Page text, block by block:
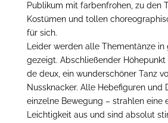
Publikum mit farbenfrohen, zu den
Kostümen und tollen
für sich.
Leider werden alle Thementänze in
gezeigt. Abschließender Höhepunkt
de deux, ein wunderschöner Tanz
Nussknacker. Alle Hebefiguren und
einzelne Bewegung – strahlen eine
Leichtigkeit aus und sind absolut